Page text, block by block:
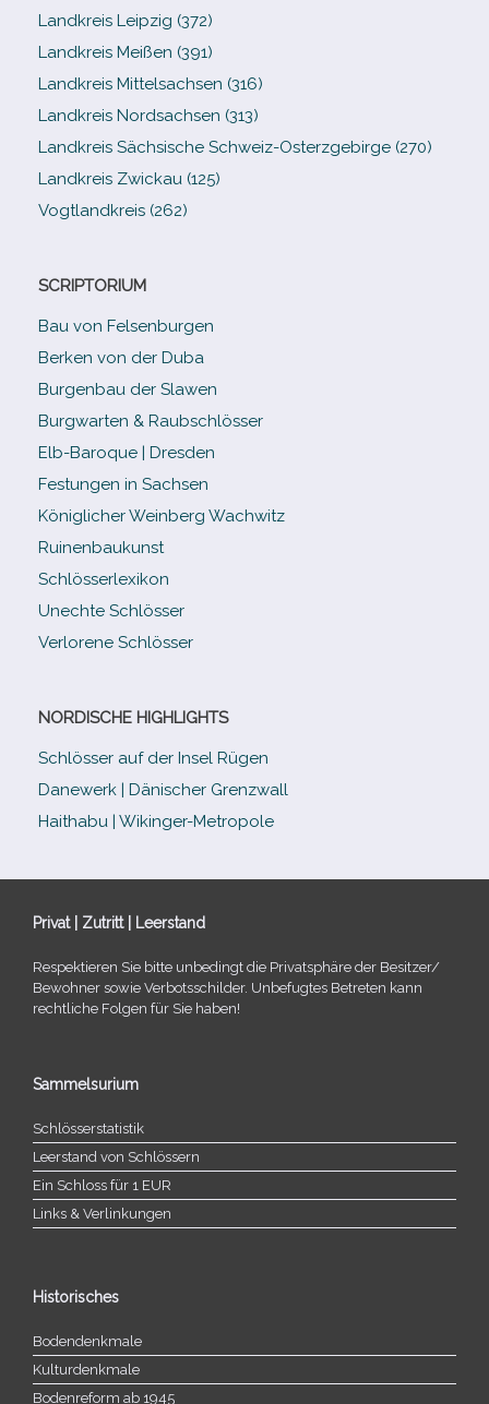
Landkreis Leipzig (372)
Landkreis Meißen (391)
Landkreis Mittelsachsen (316)
Landkreis Nordsachsen (313)
Landkreis Sächsische Schweiz-​Osterzgebirge (270)
Landkreis Zwickau (125)
Vogtlandkreis (262)
SCRIPTORIUM
Bau von Felsenburgen
Berken von der Duba
Burgenbau der Slawen
Burgwarten & Raubschlösser
Elb-​Baroque | Dresden
Festungen in Sachsen
Königlicher Weinberg Wachwitz
Ruinenbaukunst
Schlösserlexikon
Unechte Schlösser
Verlorene Schlösser
NORDISCHE HIGHLIGHTS
Schlösser auf der Insel Rügen
Danewerk | Dänischer Grenzwall
Haithabu | Wikinger-Metropole
Privat | Zutritt | Leerstand
Respektieren Sie bitte unbe­dingt die Privatsphäre der Besitzer/​
Bewohner sowie Verbotsschilder. Unbefugtes Betreten kann
recht­li­che Folgen für Sie haben!
Sammelsurium
Schlösserstatistik
Leerstand von Schlössern
Ein Schloss für 1 EUR
Links & Verlinkungen
Historisches
Bodendenkmale
Kulturdenkmale
Bodenreform ab 1945